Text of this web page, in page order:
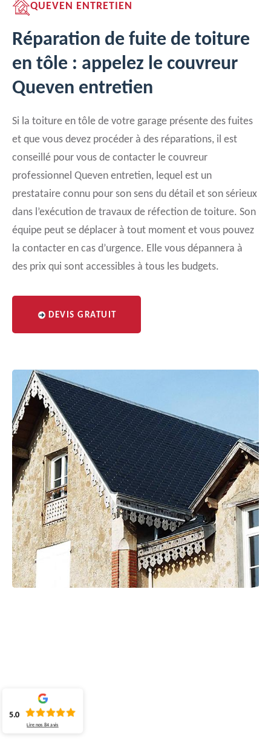
QUEVEN ENTRETIEN
Réparation de fuite de toiture
en tôle : appelez le couvreur
Queven entretien
Si la toiture en tôle de votre garage présente des fuites
et que vous devez procéder à des réparations, il est
conseillé pour vous de contacter le couvreur
professionnel Queven entretien, lequel est un
prestataire connu pour son sens du détail et son sérieux
dans l’exécution de travaux de réfection de toiture. Son
équipe peut se déplacer à tout moment et vous pouvez
la contacter en cas d’urgence. Elle vous dépannera à
des prix qui sont accessibles à tous les budgets.
DEVIS GRATUIT
5.0
Lire nos84 avis